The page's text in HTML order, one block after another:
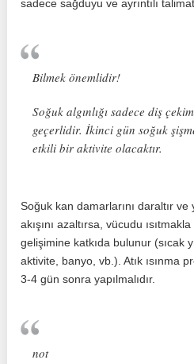
sadece sağduyu ve ayrıntılı
Bilmek önemlidir!
Soğuk algınlığı sadece diş
geçerlidir. İkinci gün soğuk
etkili bir aktivite olacaktır.
Soğuk kan damarlarını daraltır
akışını azaltırsa, vücudu
gelişimine katkıda bulunur (sıcak
aktivite, banyo, vb.). Atık ısınma
3-4 gün sonra yapılmalıdır.
not